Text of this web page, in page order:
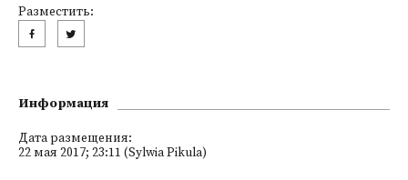
Разместить:
Информация
Дата размещения:
22 мая 2017; 23:11 (Sylwia Pikula)